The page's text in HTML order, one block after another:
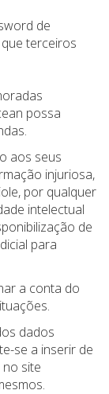
de
terceiros
possa
aos seus
injuriosa,
por qualquer
intelectual
de
para
a conta do
dados
se a inserir de
site